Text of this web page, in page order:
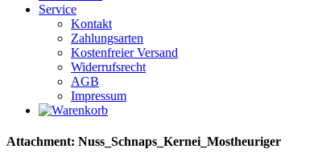
Service
Kontakt
Zahlungsarten
Kostenfreier Versand
Widerrufsrecht
AGB
Impressum
Attachment: Nuss_Schnaps_Kernei_Mostheuriger